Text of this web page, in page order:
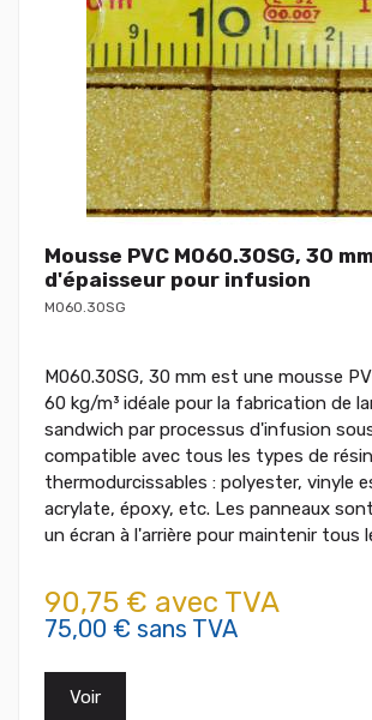
Mousse PVC M060.30SG, 30 mm
d'épaisseur pour infusion
M060.30SG
M060.30SG, 30 mm est une mousse
60 kg/m³ idéale pour la fabrication de
sandwich par processus d'infusion
compatible avec tous les types de
thermodurcissables : polyester, vinyle
acrylate, époxy, etc. Les panneaux
un écran à l'arrière pour maintenir tous
90,75 € avec TVA
75,00 € sans TVA
Voir